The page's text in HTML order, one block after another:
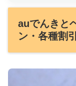
auでんきと
ン・各種割